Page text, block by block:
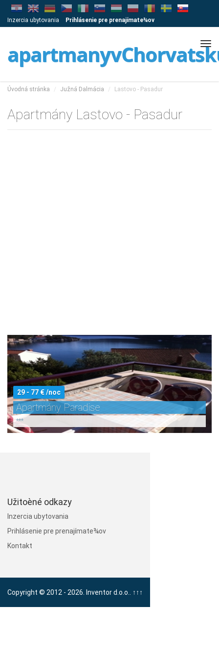
Inzercia ubytovania Prihlásenie pre prenajímate¾ov
Úvodná stránka Južná Dalmácia Lastovo - Pasadur
Apartmány Lastovo - Pasadur
29 - 77 € /noc
Apartmány Paradise
***
Užitoèné odkazy
Inzercia ubytovania
Prihlásenie pre prenajímate¾ov
Kontakt
Copyright © 2012 - 2026. Inventor d.o.o.. ↑↑↑